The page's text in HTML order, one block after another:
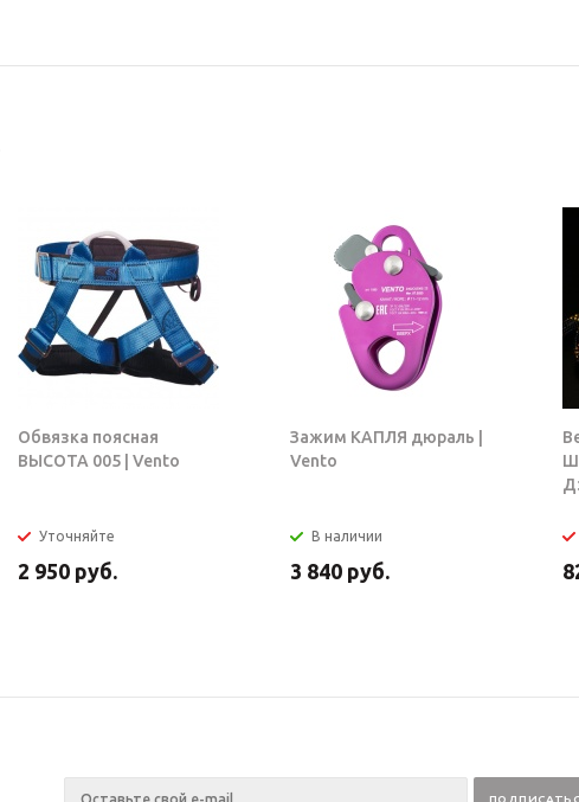
Обвязка поясная
ВЫСОТА 005 | Vento
Уточняйте
2 950 руб.
Зажим КАПЛЯ дюраль |
Vento
В наличии
3 840 руб.